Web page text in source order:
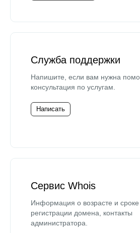
Служба поддержки
Напишите, если вам нужна
консультация по услугам.
Написать
Сервис Whois
Информация о возрасте и сроке
регистрации домена, контакты
администратора.